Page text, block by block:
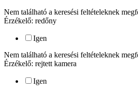
Nem található a keresési feltételeknek
Érzékelő: redőny
Igen
Nem található a keresési feltételeknek
Érzékelő: rejtett kamera
Igen